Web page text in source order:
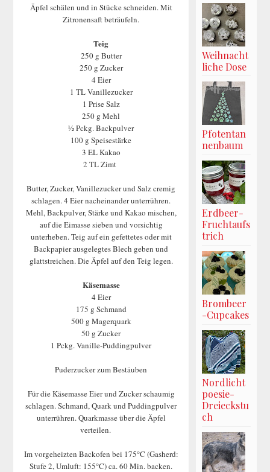
Äpfel schälen und in Stücke schneiden. Mit
Zitronensaft beträufeln.
Teig
250 g Butter
250 g Zucker
4 Eier
1 TL Vanillezucker
1 Prise Salz
250 g Mehl
½ Pckg. Backpulver
100 g Speisestärke
3 EL Kakao
2 TL Zimt
Butter, Zucker, Vanillezucker und Salz cremig
schlagen. 4 Eier nacheinander unterrühren.
Mehl, Backpulver, Stärke und Kakao mischen,
auf die Eimasse sieben und vorsichtig
unterheben. Teig auf ein gefettetes oder mit
Backpapier ausgelegtes Blech geben und
glattstreichen. Die Äpfel auf den Teig legen.
Käsemasse
4 Eier
175 g Schmand
500 g Magerquark
50 g Zucker
1 Pckg. Vanille-Puddingpulver
Puderzucker zum Bestäuben
Für die Käsemasse Eier und Zucker schaumig
schlagen. Schmand, Quark und Puddingpulver
unterrühren. Quarkmasse über die Äpfel
verteilen.
Im vorgeheizten Backofen bei 175°C (Gasherd:
Stufe 2, Umluft: 155°C) ca. 60 Min. backen.
Weihnacht
liche Dose
Pfotentan
nenbaum
Erdbeer-
Fruchtaufs
trich
Brombeer
-Cupcakes
Nordlicht
poesie-
Dreieckstu
ch